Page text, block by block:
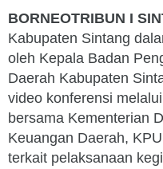
BORNEOTRIBUN I
Kabupaten Sintang
oleh Kepala Badan
Daerah Kabupaten
video konferensi
bersama Kementerian
Keuangan Daerah,
terkait pelaksanaan